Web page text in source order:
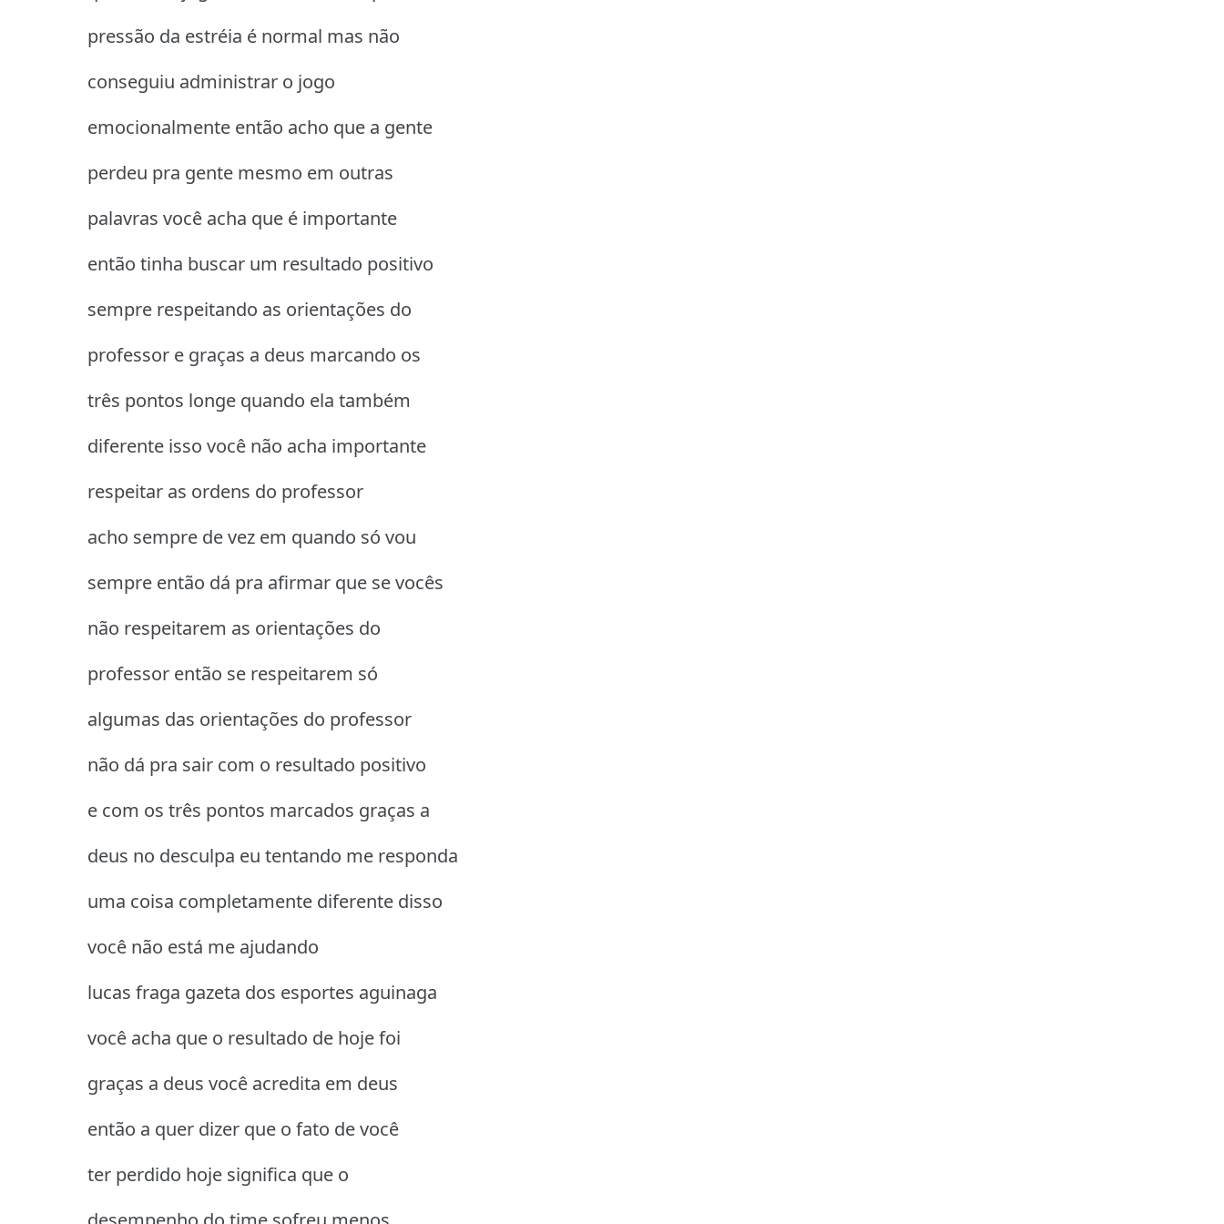
pressão da estréia é normal mas não
conseguiu administrar o jogo
emocionalmente então acho que a gente
perdeu pra gente mesmo em outras
palavras você acha que é importante
então tinha buscar um resultado positivo
sempre respeitando as orientações do
professor e graças a deus marcando os
três pontos longe quando ela também
diferente isso você não acha importante
respeitar as ordens do professor
acho sempre de vez em quando só vou
sempre então dá pra afirmar que se vocês
não respeitarem as orientações do
professor então se respeitarem só
algumas das orientações do professor
não dá pra sair com o resultado positivo
e com os três pontos marcados graças a
deus no desculpa eu tentando me responda
uma coisa completamente diferente disso
você não está me ajudando
lucas fraga gazeta dos esportes aguinaga
você acha que o resultado de hoje foi
graças a deus você acredita em deus
então a quer dizer que o fato de você
ter perdido hoje significa que o